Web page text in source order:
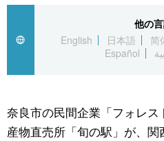
経済・ビジネス
国際
文化
トップ
アーカイブ
In-depth
Japan Data
動画/Live
スポーツ・東京2020
他の
English
日本語 简
Español
奈良市の民間企業「フォレ
産物直売所「旬の駅」が、関